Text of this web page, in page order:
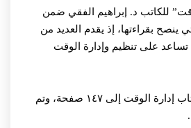
للكاتب د. إبراهيم الفقي ضمن
ينصح بقراءتها، إذ يقدم العديد من
تساعد على تنظيم وإدارة الوقت
وصل عدد صفحات كتاب إدارة الوقت إلى ١٤٧ صفحة، وتم